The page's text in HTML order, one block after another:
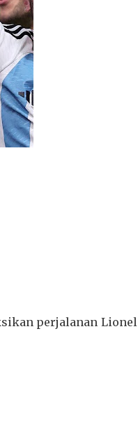
perjalanan Lionel